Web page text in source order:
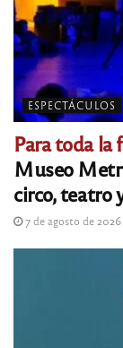
ESPECTÁCULOS
Para toda la
Museo
circo, teatro
7 de agosto de 2026